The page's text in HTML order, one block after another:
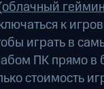
облачный
к
играть в
ПК прямо в
стоимость